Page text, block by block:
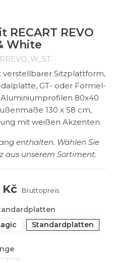
REVO
White
RREVO_W_ST
Sitzplattform,
GT- oder Formel-
80x40
130 x 58 cm,
mit weißen Akzenten.
enthalten. Wählen Sie
aus unserem Sortiment.
Bruttopreis
Standardplatten